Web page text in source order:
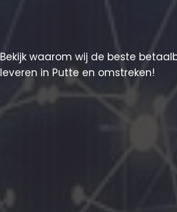
Bekijk waarom wij de beste
leveren in Putte en omstreken!